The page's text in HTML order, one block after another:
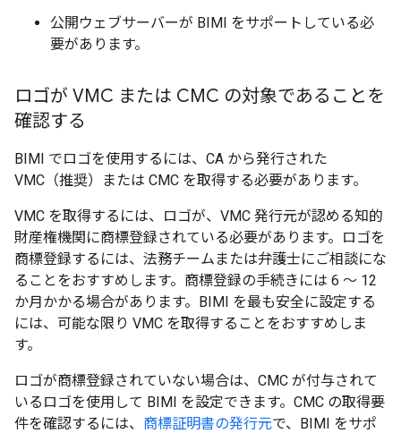
公開ウェブサーバーが BIMI をサポートしている必
要があります。
ロゴが VMC または CMC の対象であることを
確認する
BIMI でロゴを使用するには、CA から発行された
VMC（推奨）または CMC を取得する必要があります。
VMC を取得するには、ロゴが、VMC 発行元が認める知的
財産権機関に商標登録されている必要があります。ロゴを
商標登録するには、法務チームまたは弁護士にご相談にな
ることをおすすめします。商標登録の手続きには 6 ～ 12
か月かかる場合があります。BIMI を最も安全に設定する
には、可能な限り VMC を取得することをおすすめしま
す。
ロゴが商標登録されていない場合は、CMC が付与されて
いるロゴを使用して BIMI を設定できます。CMC の取得要
件を確認するには、 商標証明書の発行元で、BIMI をサポ